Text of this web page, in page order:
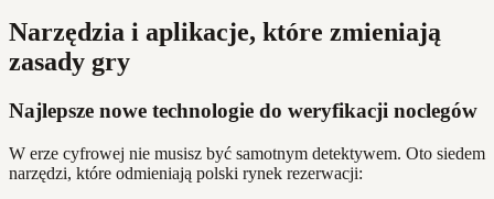
Narzędzia i aplikacje, które zmieniają
zasady gry
Najlepsze nowe technologie do weryfikacji noclegów
W erze cyfrowej nie musisz być samotnym detektywem. Oto siedem
narzędzi, które odmieniają polski rynek rezerwacji: